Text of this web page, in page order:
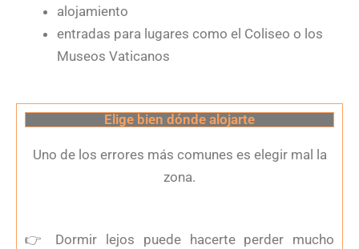
alojamiento
entradas para lugares como el Coliseo o los
Museos Vaticanos
Elige bien dónde alojarte
Uno de los errores más comunes es elegir mal la
zona.
👉
Dormir lejos puede hacerte perder mucho